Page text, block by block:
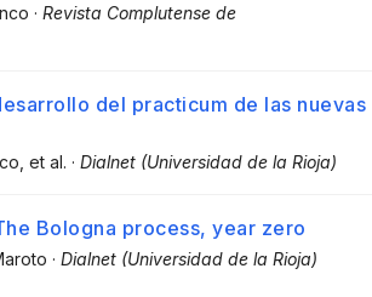
· Revista Complutense de
del practicum de las nuevas
, et al. · Dialnet (Universidad de la Rioja)
Bologna process, year zero
· Dialnet (Universidad de la Rioja)